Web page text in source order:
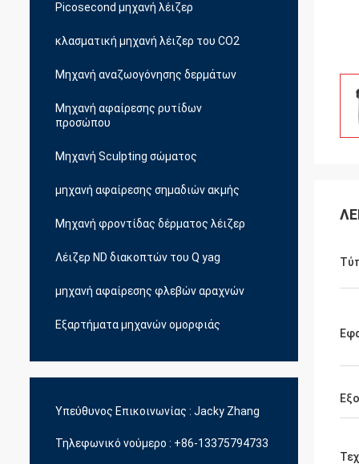
Picosecond μηχανή λέιζερ
κλασματική μηχανή λέιζερ του CO2
Μηχανή αναζωογόνησης δερμάτων
Μηχανή αφαίρεσης ρυτίδων
προσώπου
Μηχανή Sculpting σώματος
μηχανή αφαίρεσης σημαδιών ακμής
Μηχανή φροντίδας δέρματος λέιζερ
Λέιζερ ND διακοπτών του Q yag
μηχανή αφαίρεσης φλεβών αραχνών
Εξαρτήματα μηχανών ομορφιάς
Υπεύθυνος Επικοινωνίας : Jacky Zhang
Τηλεφωνικό νούμερο : +86-13375794733